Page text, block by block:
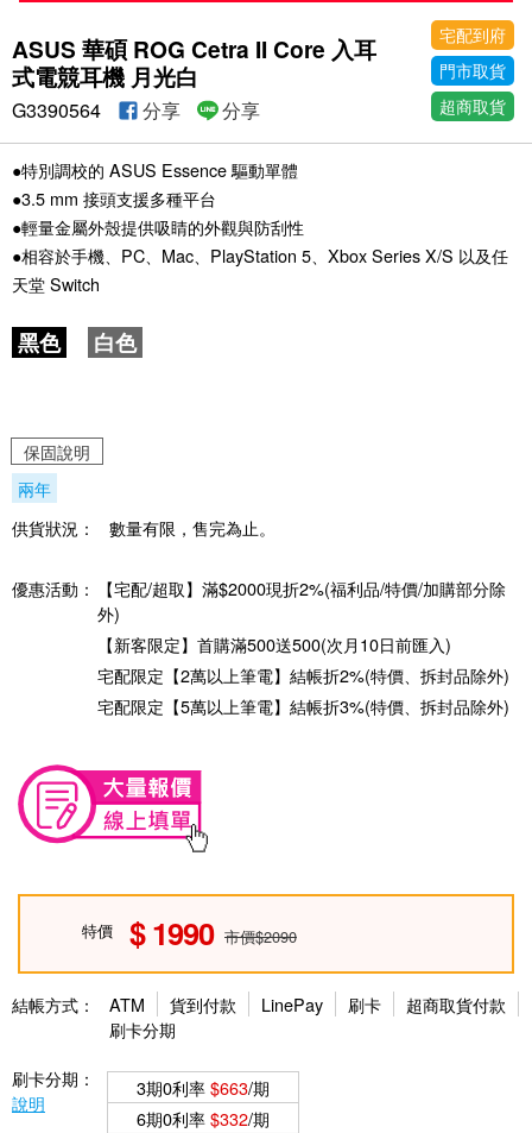
ASUS 華碩 ROG Cetra II Core 入耳
式電競耳機 月光白
宅配到府
門市取貨
超商取貨
G3390564 分享 分享
●特別調校的 ASUS Essence 驅動單體
●3.5 mm 接頭支援多種平台
●輕量金屬外殼提供吸睛的外觀與防刮性
●相容於手機、PC、Mac、PlayStation 5、Xbox Series X/S 以及任
天堂 Switch
黑色 白色
保固說明
兩年
供貨狀況：
數量有限，售完為止。
優惠活動：
【宅配/超取】滿$2000現折2%(福利品/特價/加購部分除
外)
【新客限定】首購滿500送500(次月10日前匯入)
宅配限定【2萬以上筆電】結帳折2%(特價、拆封品除外)
宅配限定【5萬以上筆電】結帳折3%(特價、拆封品除外)
特價 1990 市價$2090
結帳方式： ATM 貨到付款 LinePay 刷卡
超商取貨付款
刷卡分期
刷卡分期：
說明
3期0利率$663/期
6期0利率$332/期